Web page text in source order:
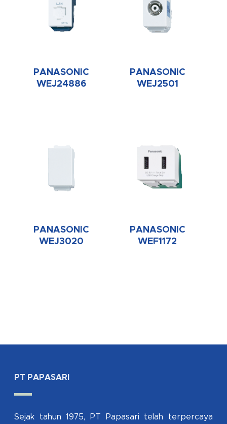
PANASONIC
WEJ24886
PANASONIC
WEJ2501
PANASONIC
WEJ3020
PANASONIC
WEF1172
PT PAPASARI
Sejak tahun 1975, PT Papasari telah terpercaya